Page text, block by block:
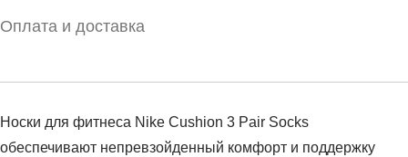
Оплата и доставка
Носки для фитнеса Nike Cushion 3 Pair Socks
обеспечивают непревзойденный комфорт и поддержку